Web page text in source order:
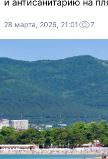
и антисанитарию на
28 марта, 2026, 21:01 7